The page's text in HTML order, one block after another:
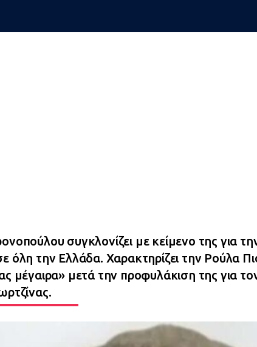
συγκλονίζει με κείμενο της για
όλη την Ελλάδα. Χαρακτηρίζει την Ρούλα
μέγαιρα» μετά την προφυλάκιση της για